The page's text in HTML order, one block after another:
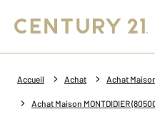
Accueil Achat Achat
Achat Maison MONTDIDIER